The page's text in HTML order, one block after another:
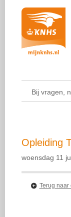
Bij vragen,
Opleiding
woensdag 11
Terug naar